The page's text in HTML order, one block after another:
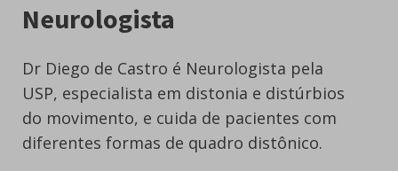
Neurologista
Dr Diego de Castro é Neurologista pela
USP, especialista em distonia e distúrbios
do movimento, e cuida de pacientes com
diferentes formas de quadro distônico.